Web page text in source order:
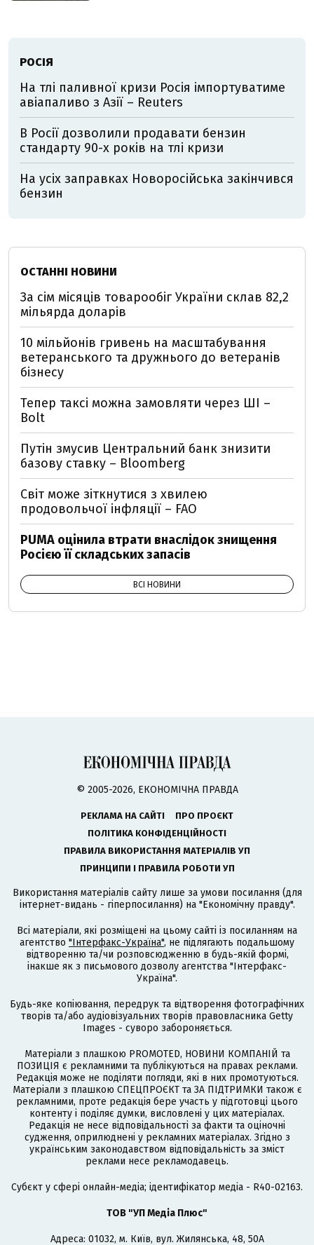
РОСІЯ
На тлі паливної кризи Росія імпортуватиме
авіапаливо з Азії – Reuters
В Росії дозволили продавати бензин
стандарту 90-х років на тлі кризи
На усіх заправках Новоросійська закінчився
бензин
ОСТАННІ НОВИНИ
За сім місяців товарообіг України склав 82,2
мільярда доларів
10 мільйонів гривень на масштабування
ветеранського та дружнього до ветеранів
бізнесу
Тепер таксі можна замовляти через ШІ –
Bolt
Путін змусив Центральний банк знизити
базову ставку – Bloomberg
Світ може зіткнутися з хвилею
продовольчої інфляції – FAO
PUMA оцінила втрати внаслідок знищення
Росією її складських запасів
ВСІ НОВИНИ
© 2005-2026, ЕКОНОМІЧНА ПРАВДА
РЕКЛАМА НА САЙТІ
ПРО ПРОЄКТ
ПОЛІТИКА КОНФІДЕНЦІЙНОСТІ
ПРАВИЛА ВИКОРИСТАННЯ МАТЕРІАЛІВ УП
ПРИНЦИПИ І ПРАВИЛА РОБОТИ УП
Використання матеріалів сайту лише за умови посилання (для
інтернет-видань - гіперпосилання) на "Економічну правду".
Всі матеріали, які розміщені на цьому сайті із посиланням на
агентство "Інтерфакс-Україна", не підлягають подальшому
відтворенню та/чи розповсюдженню в будь-якій формі,
інакше як з письмового дозволу агентства "Інтерфакс-
Україна".
Будь-яке копіювання, передрук та відтворення фотографічних
творів та/або аудіовізуальних творів правовласника Getty
Images - суворо забороняється.
Матеріали з плашкою PROMOTED, НОВИНИ КОМПАНІЙ та
ПОЗИЦІЯ є рекламними та публікуються на правах реклами.
Редакція може не поділяти погляди, які в них промотуються.
Матеріали з плашкою СПЕЦПРОЄКТ та ЗА ПІДТРИМКИ також є
рекламними, проте редакція бере участь у підготовці цього
контенту і поділяє думки, висловлені у цих матеріалах.
Редакція не несе відповідальності за факти та оціночні
судження, оприлюднені у рекламних матеріалах. Згідно з
українським законодавством відповідальність за зміст
реклами несе рекламодавець.
Cубєкт у сфері онлайн-медіа; ідентифікатор медіа - R40-02163.
ТОВ "УП Медіа Плюс"
Адреса: 01032, м. Київ, вул. Жилянська, 48, 50А